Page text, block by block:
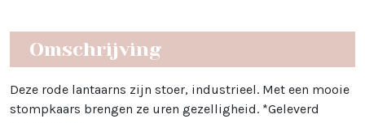
Omschrijving
Deze rode lantaarns zijn stoer, industrieel. Met een mooie
stompkaars brengen ze uren gezelligheid. *Geleverd